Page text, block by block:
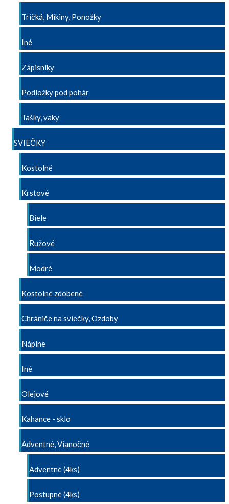
Tričká, Mikiny, Ponožky
Iné
Zápisníky
Podložky pod pohár
Tašky, vaky
SVIEČKY
Kostolné
Krstové
Biele
Ružové
Modré
Kostolné zdobené
Chrániče na sviečky, Ozdoby
Náplne
Iné
Olejové
Kahance - sklo
Adventné, Vianočné
Adventné (4ks)
Postupné (4ks)